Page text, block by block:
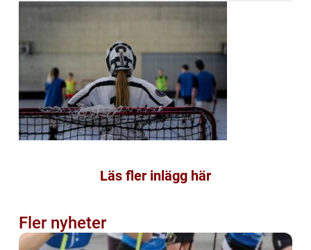
Läs fler inlägg här
Fler nyheter